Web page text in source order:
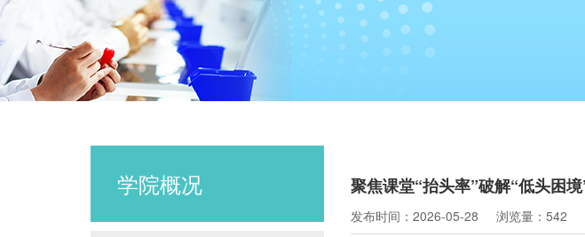
学院概况 聚焦课堂“抬头率”破解“低头困
发布时间：2026-05-28 浏览量：542